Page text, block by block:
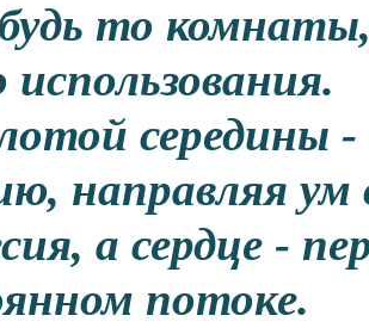
то
использования.
середины
направляя ум
а сердце -
потоке.